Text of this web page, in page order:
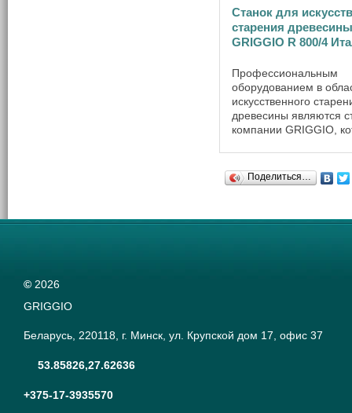
Станок для
старения древесины
GRIGGIO R 800/4
Профессиональным
оборудованием в
искусственного
древесины являются
компании GRIGGIO,
зависимости от
заготовок, количества
Поделиться…
© 2026
GRIGGIO
Беларусь, 220118, г. Минск, ул. Крупской дом 17, офис 37
53.85826,27.62636
+375-17-3935570